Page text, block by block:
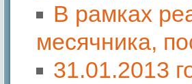
В рамках
месячника,
31.01.2013